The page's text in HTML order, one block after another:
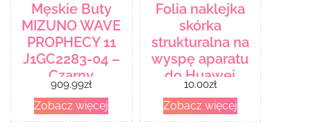
Męskie Buty
MIZUNO WAVE
PROPHECY 11
J1GC2283-04 –
Czarny
909.99zł
Zobacz więcej
Folia naklejka
skórka
strukturalna na
wyspę aparatu
do Huawei
MatePad 10.4
2022 – różne
kolory na
10.00zł
Zobacz więcej